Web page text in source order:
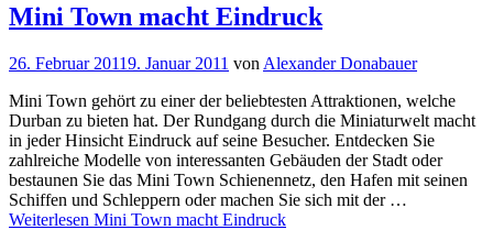
Mini Town macht Eindruck
26. Februar 20119. Januar 2011 von Alexander Donabauer
Mini Town gehört zu einer der beliebtesten Attraktionen, welche
Durban zu bieten hat. Der Rundgang durch die Miniaturwelt macht
in jeder Hinsicht Eindruck auf seine Besucher. Entdecken Sie
zahlreiche Modelle von interessanten Gebäuden der Stadt oder
bestaunen Sie das Mini Town Schienennetz, den Hafen mit seinen
Schiffen und Schleppern oder machen Sie sich mit der …
Weiterlesen Mini Town macht Eindruck